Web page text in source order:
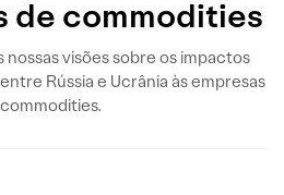
de commodities
visões sobre os impactos
Rússia e Ucrânia às empresas